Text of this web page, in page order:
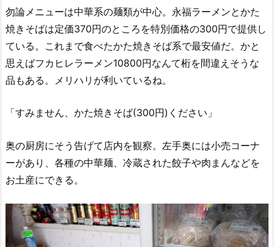
勿論メニューは中華系の麺類が中心。永福ラーメンとかた
焼きそばは定価370円のところを特別価格の300円で提供し
ている。これまで食べたかた焼きそば系で最安値だ。かと
思えばフカヒレラーメン10800円なんて桁を間違えそうな
品もある。メリハリが利いているね。
「すみません、かた焼きそば(300円)ください」
奥の厨房にそう告げて店内を観察。左手奥には小売コーナ
ーがあり、各種の中華麺、冷蔵された餃子や肉まんなどを
お土産にできる。